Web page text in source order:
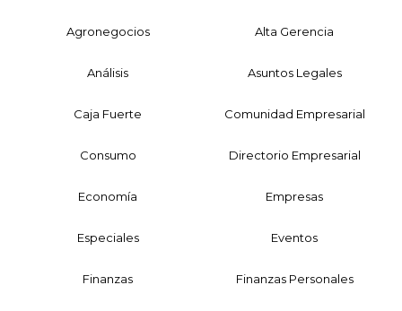
Agronegocios Alta Gerencia
Análisis Asuntos Legales
Caja Fuerte Comunidad Empresarial
Consumo Directorio Empresarial
Economía Empresas
Especiales Eventos
Finanzas Finanzas Personales